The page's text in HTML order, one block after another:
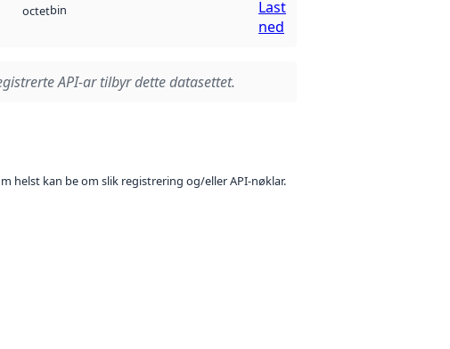
octetbin
Last
ned
API-ar tilbyr dette datasettet.
helst kan be om slik registrering og/eller API-nøklar.